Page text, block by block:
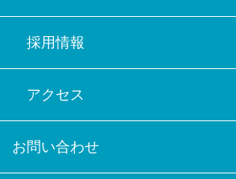
採用情報
アクセス
お問い合わせ